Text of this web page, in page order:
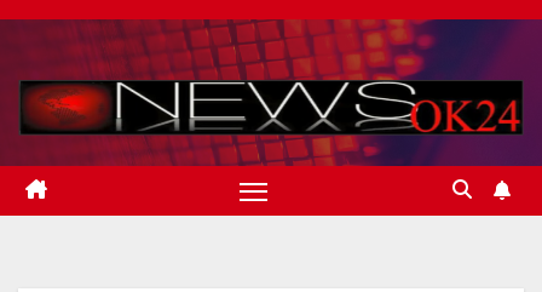
Skip
content